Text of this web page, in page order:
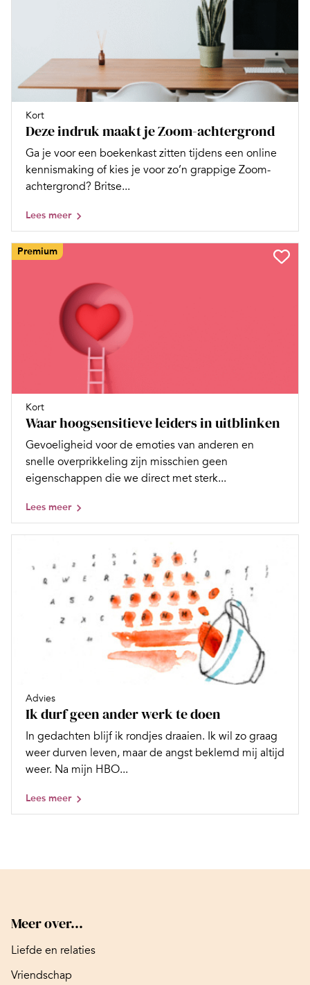
Kort
Deze indruk maakt je Zoom-achtergrond
Ga je voor een boekenkast zitten tijdens een online
kennismaking of kies je voor zo’n grappige Zoom-
achtergrond? Britse...
Lees meer
Premium
Kort
Waar hoogsensitieve leiders in uitblinken
Gevoeligheid voor de emoties van anderen en
snelle overprikkeling zijn misschien geen
eigenschappen die we direct met sterk...
Lees meer
Advies
Ik durf geen ander werk te doen
In gedachten blijf ik rondjes draaien. Ik wil zo graag
weer durven leven, maar de angst beklemd mij altijd
weer. Na mijn HBO...
Lees meer
Meer over...
Liefde en relaties
Vriendschap